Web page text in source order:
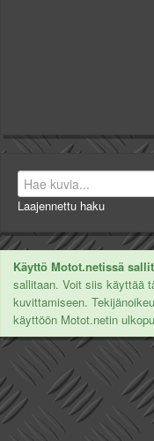
Laajennettu haku
Käyttö Motot.netissä
sallitaan. Voit siis käyttää
kuvittamiseen.
käyttöön Motot.netin